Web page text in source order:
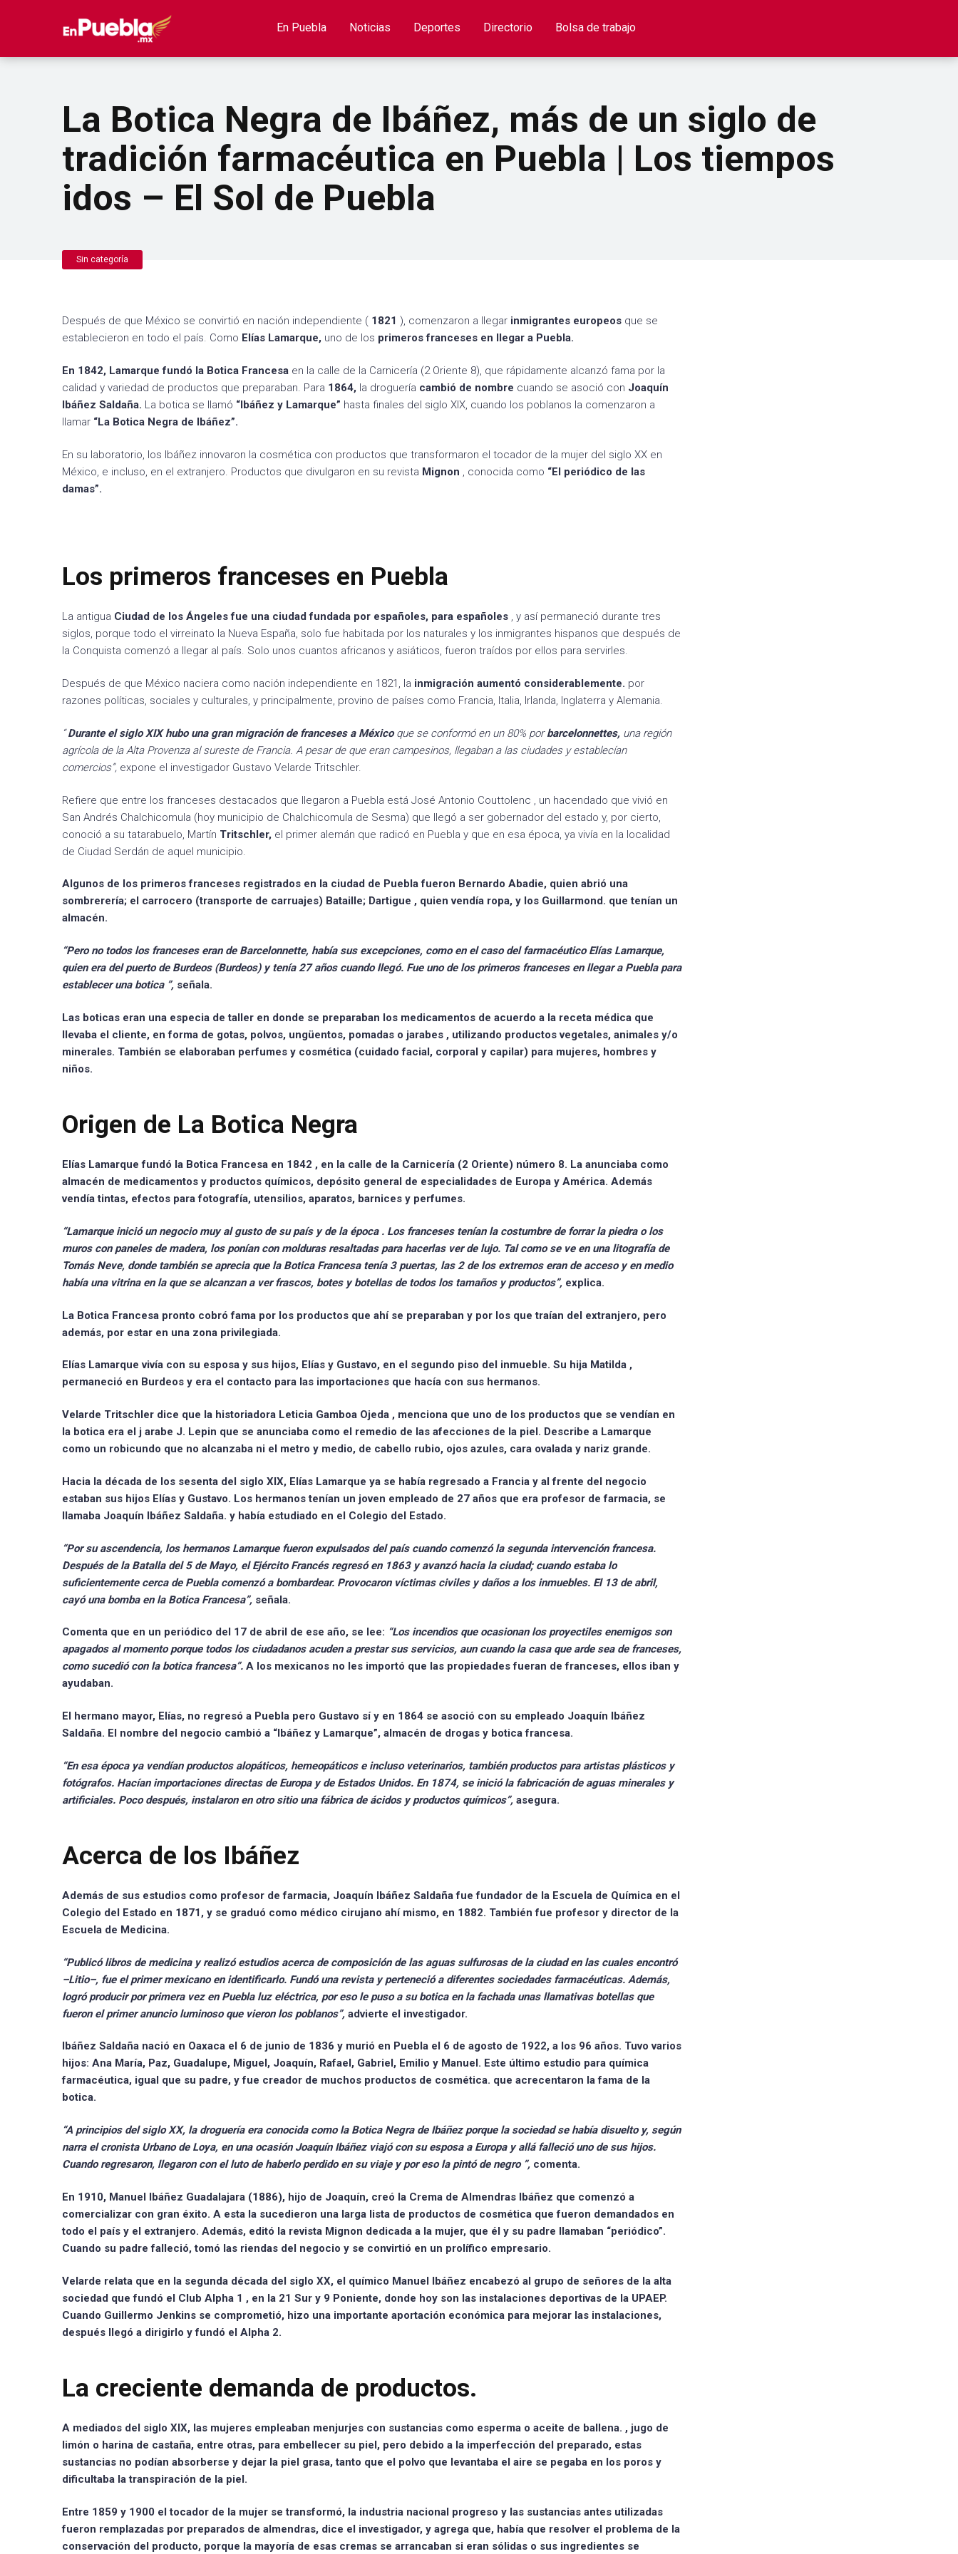
En Puebla Noticias Deportes Directorio Bolsa de trabajo
La Botica Negra de Ibáñez, más de un siglo de
tradición farmacéutica en Puebla | Los tiempos
idos – El Sol de Puebla
Sin categoría
Después de que México se convirtió en nación independiente ( 1821 ), comenzaron a llegar inmigrantes europeos que se
establecieron en todo el país. Como Elías Lamarque, uno de los primeros franceses en llegar a Puebla.
En 1842, Lamarque fundó la Botica Francesa en la calle de la Carnicería (2 Oriente 8), que rápidamente alcanzó fama por la
calidad y variedad de productos que preparaban. Para 1864, la droguería cambió de nombre cuando se asoció con Joaquín
Ibáñez Saldaña. La botica se llamó “Ibáñez y Lamarque” hasta finales del siglo XIX, cuando los poblanos la comenzaron a
llamar “La Botica Negra de Ibáñez”.
En su laboratorio, los Ibáñez innovaron la cosmética con productos que transformaron el tocador de la mujer del siglo XX en
México, e incluso, en el extranjero. Productos que divulgaron en su revista Mignon , conocida como “El periódico de las
damas”.
Los primeros franceses en Puebla
La antigua Ciudad de los Ángeles fue una ciudad fundada por españoles, para españoles , y así permaneció durante tres
siglos, porque todo el virreinato la Nueva España, solo fue habitada por los naturales y los inmigrantes hispanos que después de
la Conquista comenzó a llegar al país. Solo unos cuantos africanos y asiáticos, fueron traídos por ellos para servirles.
Después de que México naciera como nación independiente en 1821, la inmigración aumentó considerablemente. por
razones políticas, sociales y culturales, y principalmente, provino de países como Francia, Italia, Irlanda, Inglaterra y Alemania.
“Durante el siglo XIX hubo una gran migración de franceses a Méxicoque se conformó en un 80% porbarcelonnettes, una región
agrícola de la Alta Provenza al sureste de Francia. A pesar de que eran campesinos, llegaban a las ciudades y establecían
comercios”, expone el investigador Gustavo Velarde Tritschler.
Refiere que entre los franceses destacados que llegaron a Puebla está José Antonio Couttolenc , un hacendado que vivió en
San Andrés Chalchicomula (hoy municipio de Chalchicomula de Sesma) que llegó a ser gobernador del estado y, por cierto,
conoció a su tatarabuelo, Martín Tritschler, el primer alemán que radicó en Puebla y que en esa época, ya vivía en la localidad
de Ciudad Serdán de aquel municipio.
Algunos de los primeros franceses registrados en la ciudad de Puebla fueron Bernardo Abadie, quien abrió una
sombrerería; el carrocero (transporte de carruajes) Bataille; Dartigue , quien vendía ropa, y los Guillarmond. que tenían un
almacén.
“Pero no todos los franceses eran de Barcelonnette, había sus excepciones, como en el caso del farmacéuticoElías Lamarque,
quien era del puerto de Burdeos(Burdeos) y tenía 27 años cuando llegó. Fue uno de los primeros franceses en llegar a Puebla para
establecer una botica”, señala.
Las boticas eran una especia de taller en donde se preparaban los medicamentos de acuerdo a la receta médica que
llevaba el cliente, en forma de gotas, polvos, ungüentos, pomadas o jarabes , utilizando productos vegetales, animales y/o
minerales. También se elaboraban perfumes y cosmética (cuidado facial, corporal y capilar) para mujeres, hombres y
niños.
Origen de La Botica Negra
Elías Lamarque fundó la Botica Francesa en 1842 , en la calle de la Carnicería (2 Oriente) número 8. La anunciaba como
almacén de medicamentos y productos químicos, depósito general de especialidades de Europa y América. Además
vendía tintas, efectos para fotografía, utensilios, aparatos, barnices y perfumes.
“Lamarque inició un negocio muy al gusto de su país y de la época. Los franceses tenían la costumbre de forrar la piedra o los
muros con paneles de madera, los ponían con molduras resaltadas para hacerlas ver de lujo. Tal como se ve en una litografía de
Tomás Neve, donde también se aprecia que la Botica Francesa tenía 3 puertas, las 2 de los extremos eran de acceso y en medio
había una vitrina en la que se alcanzan a ver frascos, botes y botellas de todos los tamaños y productos”, explica.
La Botica Francesa pronto cobró fama por los productos que ahí se preparaban y por los que traían del extranjero, pero
además, por estar en una zona privilegiada.
Elías Lamarque vivía con su esposa y sus hijos, Elías y Gustavo, en el segundo piso del inmueble. Su hija Matilda ,
permaneció en Burdeos y era el contacto para las importaciones que hacía con sus hermanos.
Velarde Tritschler dice que la historiadora Leticia Gamboa Ojeda , menciona que uno de los productos que se vendían en
la botica era el j arabe J. Lepin que se anunciaba como el remedio de las afecciones de la piel. Describe a Lamarque
como un robicundo que no alcanzaba ni el metro y medio, de cabello rubio, ojos azules, cara ovalada y nariz grande.
Hacia la década de los sesenta del siglo XIX, Elías Lamarque ya se había regresado a Francia y al frente del negocio
estaban sus hijos Elías y Gustavo. Los hermanos tenían un joven empleado de 27 años que era profesor de farmacia, se
llamaba Joaquín Ibáñez Saldaña. y había estudiado en el Colegio del Estado.
“Por su ascendencia, los hermanos Lamarque fueron expulsados del paíscuando comenzó la segunda intervención francesa.
Después de la Batalla del 5 de Mayo, el Ejército Francés regresó en 1863 y avanzó hacia la ciudad; cuando estaba lo
suficientemente cerca de Puebla comenzó a bombardear. Provocaron víctimas civiles y daños a los inmuebles. El 13 de abril,
cayó una bomba en la Botica Francesa”, señala.
Comenta que en un periódico del 17 de abril de ese año, se lee: “Los incendios que ocasionan los proyectiles enemigos son
apagados al momento porque todos los ciudadanos acuden a prestar sus servicios, aun cuando la casa que arde sea de franceses,
como sucedió con la botica francesa”. A los mexicanos no les importó que las propiedades fueran de franceses, ellos iban y
ayudaban.
El hermano mayor, Elías, no regresó a Puebla pero Gustavo síy en 1864 se asoció con su empleado Joaquín Ibáñez
Saldaña. El nombre del negocio cambió a “Ibáñez y Lamarque”, almacén de drogas y botica francesa.
“En esa época ya vendían productos alopáticos, hemeopáticos e incluso veterinarios, también productos para artistas plásticos y
fotógrafos. Hacían importaciones directas de Europa y de Estados Unidos. En 1874, se inició la fabricación de aguas minerales y
artificiales. Poco después, instalaron en otro sitio una fábrica de ácidos y productos químicos”, asegura.
Acerca de los Ibáñez
Además de sus estudios como profesor de farmacia, Joaquín Ibáñez Saldaña fue fundador de la Escuela de Química en el
Colegio del Estado en 1871, y se graduó como médico cirujano ahí mismo, en 1882. También fue profesor y director de la
Escuela de Medicina.
“Publicó libros de medicina y realizó estudios acerca de composición de las aguas sulfurosas de la ciudad en las cuales encontró
–Litio–, fue el primer mexicano en identificarlo. Fundó una revista y perteneció a diferentes sociedades farmacéuticas. Además,
logró producir por primera vez en Puebla luz eléctrica, por eso le puso a su botica en la fachada unas llamativas botellas que
fueron el primer anuncio luminoso que vieron los poblanos”, advierte el investigador.
Ibáñez Saldaña nació en Oaxaca el 6 de junio de 1836 y murió en Puebla el 6 de agosto de 1922, a los 96 años. Tuvo varios
hijos: Ana María, Paz, Guadalupe, Miguel, Joaquín, Rafael, Gabriel, Emilio y Manuel. Este último estudio para química
farmacéutica, igual que su padre, y fue creador de muchos productos de cosmética. que acrecentaron la fama de la
botica.
“A principios del siglo XX, la droguería era conocida como la Botica Negra de Ibáñez porque la sociedad se había disuelto y, según
narra el cronista Urbano de Loya, en una ocasión Joaquín Ibáñez viajó con su esposa a Europa y allá falleció uno de sus hijos.
Cuando regresaron, llegaron con el luto de haberlo perdido en su viaje y por esola pintó de negro”, comenta.
En 1910, Manuel Ibáñez Guadalajara (1886), hijo de Joaquín, creó la Crema de Almendras Ibáñez que comenzó a
comercializar con gran éxito. A esta la sucedieron una larga lista de productos de cosmética que fueron demandados en
todo el país y el extranjero. Además, editó la revista Mignon dedicada a la mujer, que él y su padre llamaban “periódico”.
Cuando su padre falleció, tomó las riendas del negocio y se convirtió en un prolífico empresario.
Velarde relata que en la segunda década del siglo XX, el químico Manuel Ibáñez encabezó al grupo de señores de la alta
sociedad que fundó el Club Alpha 1 , en la 21 Sur y 9 Poniente, donde hoy son las instalaciones deportivas de la UPAEP.
Cuando Guillermo Jenkins se comprometió, hizo una importante aportación económica para mejorar las instalaciones,
después llegó a dirigirlo y fundó el Alpha 2.
La creciente demanda de productos.
A mediados del siglo XIX, las mujeres empleaban menjurjes con sustancias como esperma o aceite de ballena. , jugo de
limón o harina de castaña, entre otras, para embellecer su piel, pero debido a la imperfección del preparado, estas
sustancias no podían absorberse y dejar la piel grasa, tanto que el polvo que levantaba el aire se pegaba en los poros y
dificultaba la transpiración de la piel.
Entre 1859 y 1900 el tocador de la mujer se transformó, la industria nacional progreso y las sustancias antes utilizadas
fueron remplazadas por preparados de almendras, dice el investigador, y agrega que, había que resolver el problema de la
conservación del producto, porque la mayoría de esas cremas se arrancaban si eran sólidas o sus ingredientes se